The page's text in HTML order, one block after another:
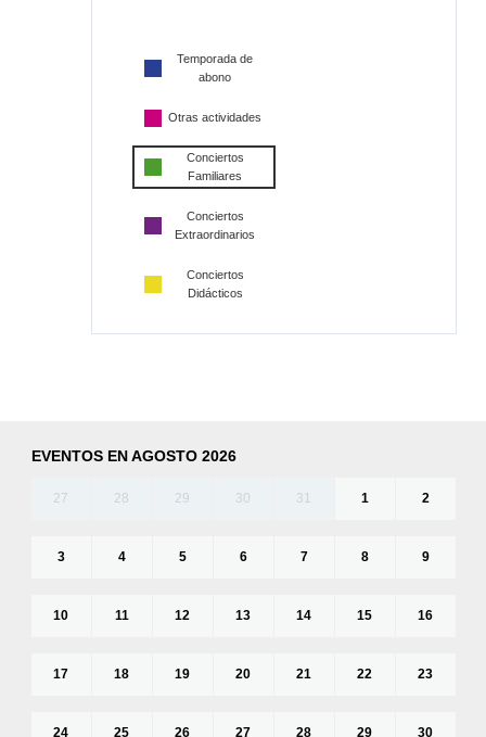
Temporada de
abono
Otras actividades
Conciertos
Familiares
Conciertos
Extraordinarios
Conciertos
Didácticos
EVENTOS EN AGOSTO 2026
27 28 29 30 31 1 2
3 4 5 6 7 8 9
10 11 12 13 14 15 16
17 18 19 20 21 22 23
24 25 26 27 28 29 30